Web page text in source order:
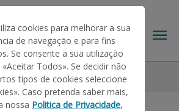
cookies para melhorar a sua
de navegação e para fins
Se consente a sua utilização
Todos». Se decidir não
tipos de cookies seleccione
Caso pretenda saber mais,
nossa Politica de Privacidade.